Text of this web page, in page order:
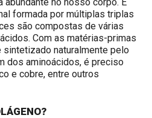
formada por múltiplas triplas
são compostas de várias
Com as matérias-primas
naturalmente pelo
dos aminoácidos, é preciso
e cobre, entre outros